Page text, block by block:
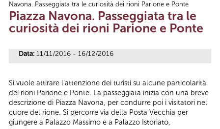
Tu sei qui
Navona. Passeggiata tra le curiosità dei rioni Parione e Ponte
Piazza Navona. Passeggiata tra le
curiosità dei rioni Parione e Ponte
Data: 11/11/2016 - 16/12/2016
Si vuole attirare l'attenzione dei turisti su alcune particolarità
dei rioni Parione e Ponte. La passeggiata inizia con una breve
descrizione di Piazza Navona, per condurre poi i visitatori nel
cuore del rione. Si percorre via della Posta Vecchia per
giungere a Palazzo Massimo e a Palazzo Istoriato,